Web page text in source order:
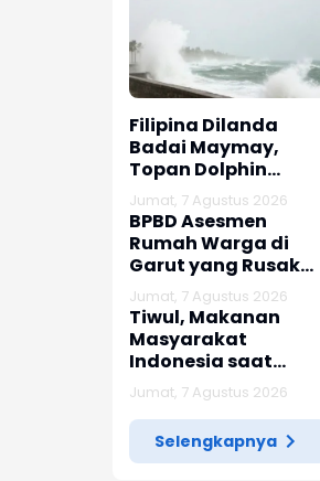
Filipina Dilanda
Badai Maymay,
Topan Dolphin
Dekati Tiongkok dan
Taiwan
Jumat, 7 Agustus 2026
BPBD Asesmen
Rumah Warga di
Garut yang Rusak
Akibat Gempa
Jumat, 7 Agustus 2026
Tiwul, Makanan
Masyarakat
Indonesia saat
Penjajahan Jepang
Jumat, 7 Agustus 2026
Selengkapnya